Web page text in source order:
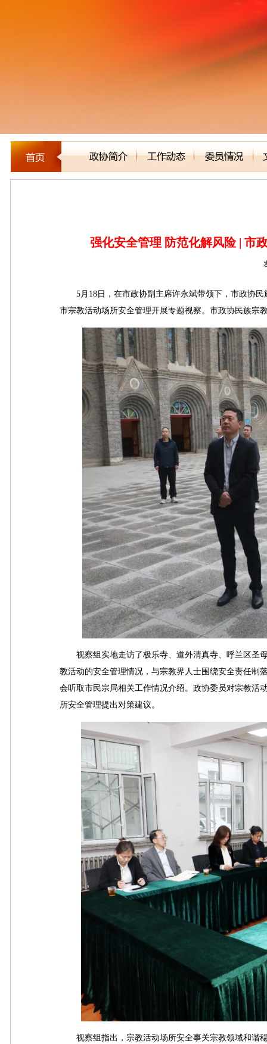
强化安全管理 防范化解风险 | 市
5月18日，在市政协副主席许永斌带领下，市政协民
市宗教活动场所安全管理开展专题视察。市政协民族宗
视察组实地走访了极乐寺、道外清真寺、呼兰区圣
教活动的安全管理情况，与宗教界人士围绕安全责任制
会听取市民宗局相关工作情况介绍。政协委员对宗教活
所安全管理提出对策建议。
视察组指出，宗教活动场所安全事关宗教领域和谐